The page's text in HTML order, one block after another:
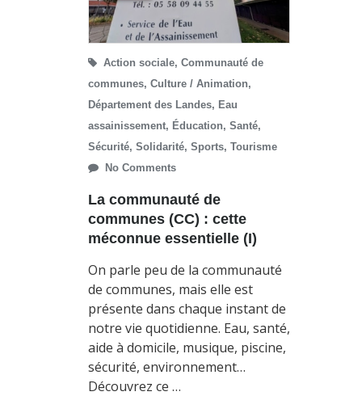
Action sociale, Communauté de
communes, Culture / Animation,
Département des Landes, Eau
assainissement, Éducation, Santé,
Sécurité, Solidarité, Sports, Tourisme
No Comments
La communauté de
communes (CC) : cette
méconnue essentielle (I)
On parle peu de la communauté
de communes, mais elle est
présente dans chaque instant de
notre vie quotidienne. Eau, santé,
aide à domicile, musique, piscine,
sécurité, environnement…
Découvrez ce …